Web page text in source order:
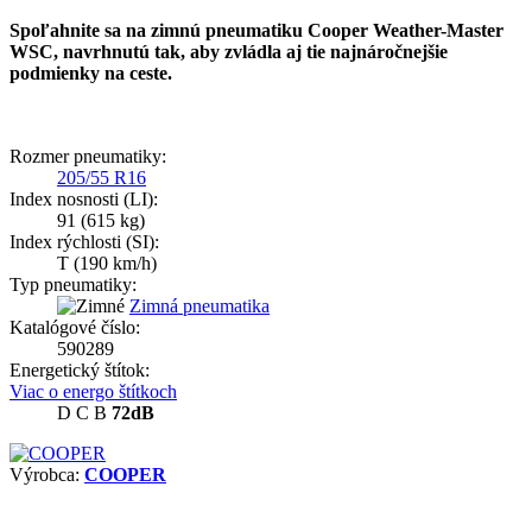
Spoľahnite sa na zimnú pneumatiku Cooper Weather-Master
WSC, navrhnutú tak, aby zvládla aj tie najnáročnejšie
podmienky na ceste.
Rozmer pneumatiky:
205/55 R16
Index nosnosti (LI):
91 (615 kg)
Index rýchlosti (SI):
T (190 km/h)
Typ pneumatiky:
Zimná pneumatika
Katalógové číslo:
590289
Energetický štítok:
Viac o energo štítkoch
D C B 72dB
Výrobca: COOPER